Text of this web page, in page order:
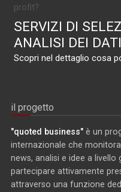
profit?
SERVIZI DI
ANALISI DEI DATI
Scopri nel dettaglio cosa
il progetto
"quoted business" è un
internazionale che
news, analisi e idee a
partecipare attivamente
attraverso una funzione